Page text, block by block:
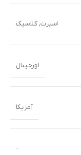
اسپرت,کلاسیک
اورجینال
آمریکا
–